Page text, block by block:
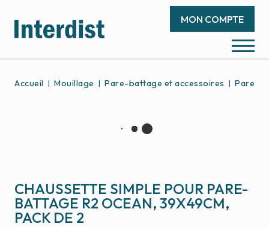
MON COMPTE
Accueil Mouillage Pare-battage et accessoires Pare-
CHAUSSETTE SIMPLE POUR PARE-
BATTAGE R2 OCEAN, 39X49CM,
PACK DE 2